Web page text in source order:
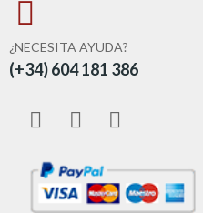
¿NECESITA AYUDA?
(+34) 604 181 386